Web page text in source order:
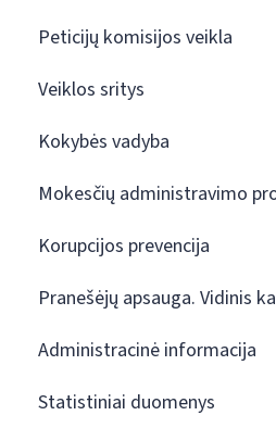
Peticijų komisijos veikla
Veiklos sritys
Kokybės vadyba
Mokesčių administravimo
Korupcijos prevencija
Pranešėjų apsauga. Vidinis
Administracinė informacija
Statistiniai duomenys